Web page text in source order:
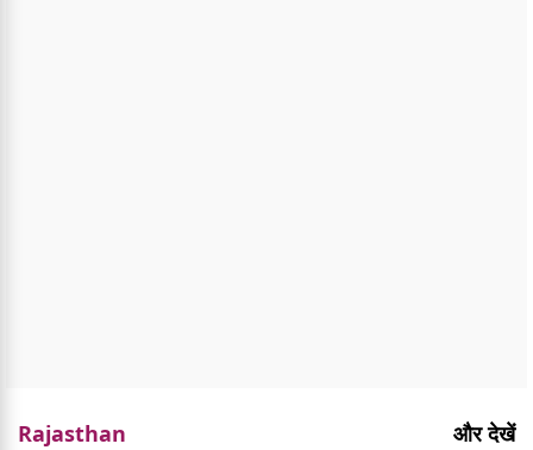
Rajasthan और देखें